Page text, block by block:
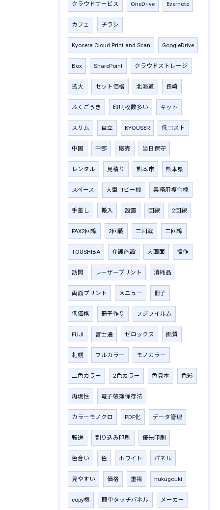
クラウドサービス OneDrive Evernote
カフェ チラシ
Kyocera Cloud Print and Scan GoogleDrive
Box SharePoint クラウドストレージ
拡大 セット価格 北海道 長崎
ふくごうき 印刷枚数多い キット
スリム 自立 KYOUSER 低コスト
中国 中部 販売 当日保守
レンタル 見積り 熊本市 熊本県
スペース 大型コピー機 業務用複合機
手差し 搬入 設置 回線 2回線
FAX2回線 2回戦 二回戦 二回線
TOUSHIBA 介護施設 大画面 操作
訪問 レーザープリント 消耗品
両面プリント メニュー 冊子
低価格 冊子作り フジフイルム
FUJI 富士通 ゼロックス 画質
札幌 フルカラー モノカラー
二色カラー 2色カラー 色見本 色彩
再現性 電子帳簿保存法
カラーモノクロ PDF化 データ管理
転送 割り込み印刷 優先印刷
色合い 色 ホワイト パネル
見やすい 価格 重視 hukugouki
copy機 簡単タッチパネル メーカー